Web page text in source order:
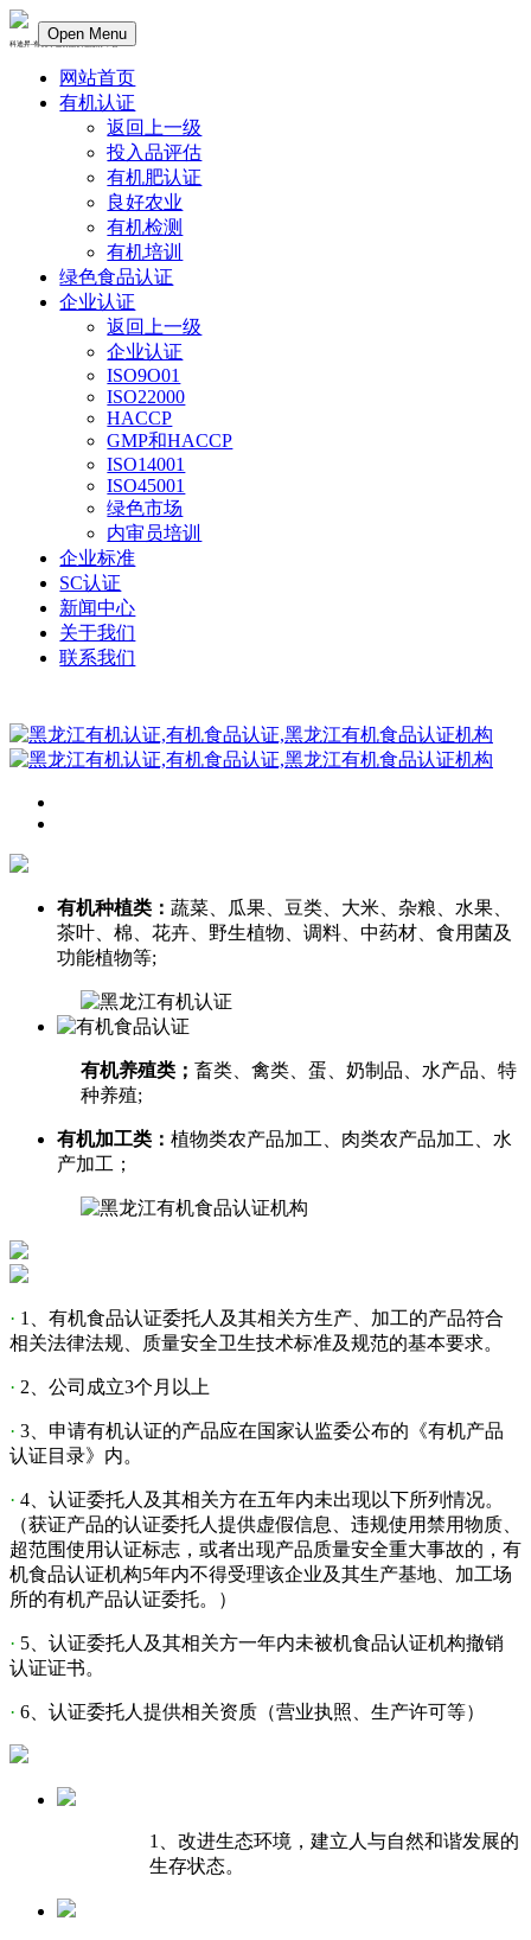
科迪昇-有机绿色食品认证服务平台
Open Menu
网站首页
有机认证
返回上一级
投入品评估
有机肥认证
良好农业
有机检测
有机培训
绿色食品认证
企业认证
返回上一级
企业认证
ISO9O01
ISO22000
HACCP
GMP和HACCP
ISO14001
ISO45001
绿色市场
内审员培训
企业标准
SC认证
新闻中心
关于我们
联系我们
有机种植类： 蔬菜、瓜果、豆类、大米、杂粮、水果、
茶叶、棉、花卉、野生植物、调料、中药材、食用菌及
功能植物等;
有机养殖类； 畜类、禽类、蛋、奶制品、水产品、特
种养殖;
有机加工类： 植物类农产品加工、肉类农产品加工、水
产加工；
· 1、有机食品认证委托人及其相关方生产、加工的产品符合
相关法律法规、质量安全卫生技术标准及规范的基本要求。
· 2、公司成立3个月以上
· 3、申请有机认证的产品应在国家认监委公布的《有机产品
认证目录》内。
· 4、认证委托人及其相关方在五年内未出现以下所列情况。
（获证产品的认证委托人提供虚假信息、违规使用禁用物质、
超范围使用认证标志，或者出现产品质量安全重大事故的，有
机食品认证机构5年内不得受理该企业及其生产基地、加工场
所的有机产品认证委托。）
· 5、认证委托人及其相关方一年内未被机食品认证机构撤销
认证证书。
· 6、认证委托人提供相关资质（营业执照、生产许可等）
1、改进生态环境，建立人与自然和谐发展的
生存状态。